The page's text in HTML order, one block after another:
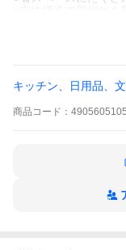
ケットハンガー コー
ー クローゼット 収納
キッチン、日用品、
商品 コード：